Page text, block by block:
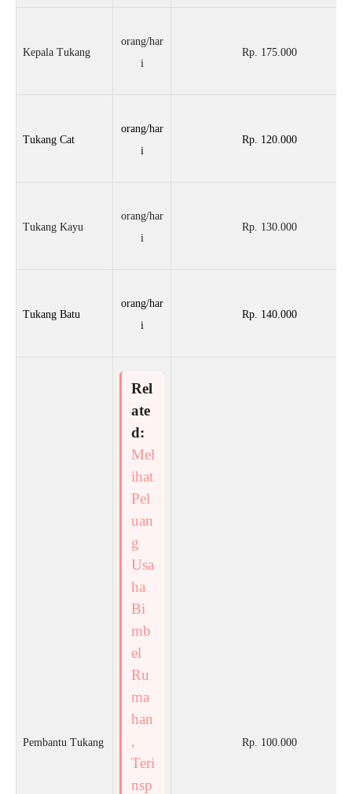
Kepala Tukang
orang/har
i
Rp. 175.000
Tukang Cat
orang/har
i
Rp. 120.000
Tukang Kayu
orang/har
i
Rp. 130.000
Tukang Batu
orang/har
i
Rp. 140.000
Pembantu Tukang
Rel
ate
d:
Mel
ihat
Pel
uan
g
Usa
ha
Bi
mb
el
Ru
ma
han
,
Teri
nsp
Rp. 100.000